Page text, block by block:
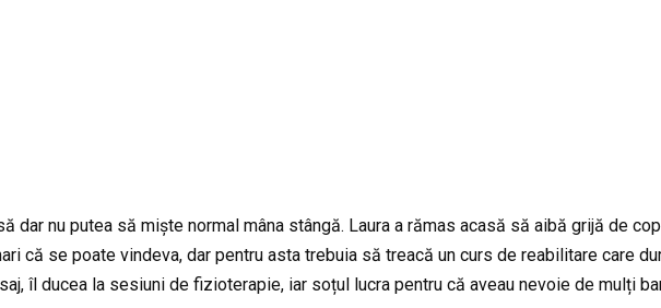
dar nu putea să miște normal mâna stângă. Laura a rămas acasă să aibă grijă de
că se poate vindeva, dar pentru asta trebuia să treacă un curs de reabilitare care
îl ducea la sesiuni de fizioterapie, iar soțul lucra pentru că aveau nevoie de mulți